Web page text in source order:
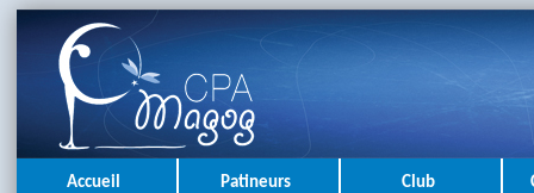
Accueil Patineurs Club